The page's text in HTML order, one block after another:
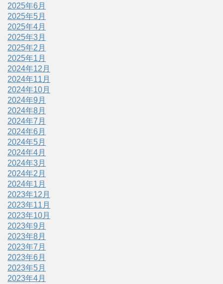
2025年6月
2025年5月
2025年4月
2025年3月
2025年2月
2025年1月
2024年12月
2024年11月
2024年10月
2024年9月
2024年8月
2024年7月
2024年6月
2024年5月
2024年4月
2024年3月
2024年2月
2024年1月
2023年12月
2023年11月
2023年10月
2023年9月
2023年8月
2023年7月
2023年6月
2023年5月
2023年4月